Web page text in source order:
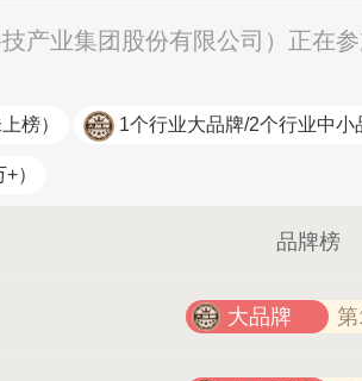
产业集团股份有限公司）正在
榜） 1个行业大品牌/2个行业中小
）
品牌榜
大品牌